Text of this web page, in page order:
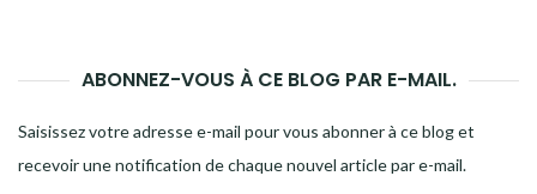
ABONNEZ-VOUS À CE BLOG PAR E-MAIL.
Saisissez votre adresse e-mail pour vous abonner à ce blog et
recevoir une notification de chaque nouvel article par e-mail.